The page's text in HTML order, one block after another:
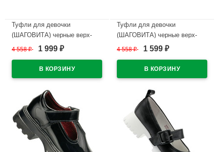
Туфли для девочки
(ШАГОВИТА) черные верх-
натуральная кожа подкладка-
ряд 32-37 арт.23СМФ 63310
4 558₽ 1 999 ₽
Туфли для девочки
(ШАГОВИТА) черные верх-
натуральная кожа подкладка-
ряд 32-37 арт.23СМФ 63298
4 558₽ 1 599 ₽